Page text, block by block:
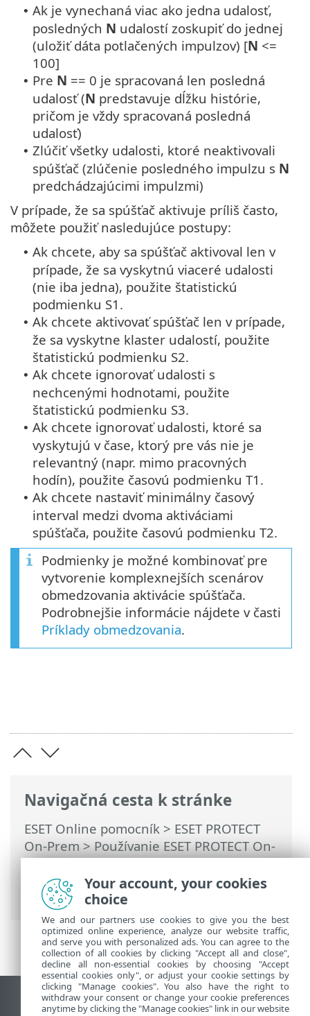
Navigačná cesta k stránke
ESET Online pomocník > ESET PROTECT
On-Prem>Používanie ESET PROTECT On-
Prem>Hlavné menu ESET PROTECT On-
Prem>Úlohy> Pokročilé nastavenia –
Obmedzovanie
• Ak je vynechaná viac ako jedna udalosť,
posledných N udalostí zoskupiť do jednej
(uložiť dáta potlačených impulzov) [N <=
100]
• Pre N == 0 je spracovaná len posledná
udalosť (N predstavuje dĺžku histórie,
pričom je vždy spracovaná posledná
udalosť)
• Zlúčiť všetky udalosti, ktoré neaktivovali
spúšťač (zlúčenie posledného impulzu s N
predchádzajúcimi impulzmi)
V prípade, že sa spúšťač aktivuje príliš často,
môžete použiť nasledujúce postupy:
• Ak chcete, aby sa spúšťač aktivoval len v
prípade, že sa vyskytnú viaceré udalosti
(nie iba jedna), použite štatistickú
podmienku S1.
• Ak chcete aktivovať spúšťač len v prípade,
že sa vyskytne klaster udalostí, použite
štatistickú podmienku S2.
• Ak chcete ignorovať udalosti s
nechcenými hodnotami, použite
štatistickú podmienku S3.
• Ak chcete ignorovať udalosti, ktoré sa
vyskytujú v čase, ktorý pre vás nie je
relevantný (napr. mimo pracovných
hodín), použite časovú podmienku T1.
• Ak chcete nastaviť minimálny časový
interval medzi dvoma aktiváciami
spúšťača, použite časovú podmienku T2.
Podmienky je možné kombinovať pre
vytvorenie komplexnejších scenárov
obmedzovania aktivácie spúšťača.
Podrobnejšie informácie nájdete v časti
Príklady obmedzovania.
Zobraziť stránku ako na počítači
Your account, your cookies
choice
We and our partners use cookies to give you the best
optimized online experience, analyze our website traffic,
and serve you with personalized ads. You can agree to the
collection of all cookies by clicking "Accept all and close",
decline all non-essential cookies by choosing "Accept
essential cookies only", or adjust your cookie settings by
clicking "Manage cookies". You also have the right to
withdraw your consent or change your cookie preferences
anytime by clicking the "Manage cookies" link in our website